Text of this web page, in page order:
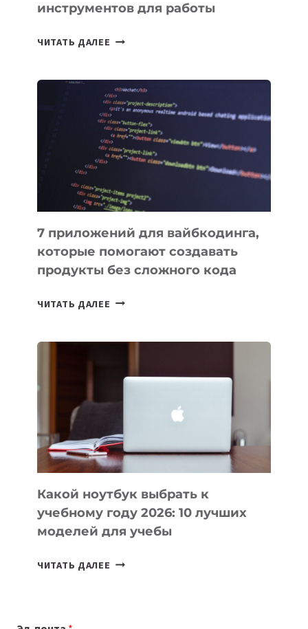
инструментов для работы
ЧИТАТЬ ДАЛЕЕ ТАСК-
ПОЛЕЗНЫХ
ИНСТРУМЕНТОВ
ДЛЯ
РАБОТЫ
7 приложений для вайбкодинга,
которые помогают создавать
продукты без сложного кода
ЧИТАТЬ ДАЛЕЕ 7
ПОМОГАЮТ
СОЗДАВАТЬ
БЕЗ
СЛОЖНОГО
КОДА
Какой ноутбук выбрать к
учебному году 2026: 10 лучших
моделей для учебы
ЧИТАТЬ ДАЛЕЕ КАКОЙ